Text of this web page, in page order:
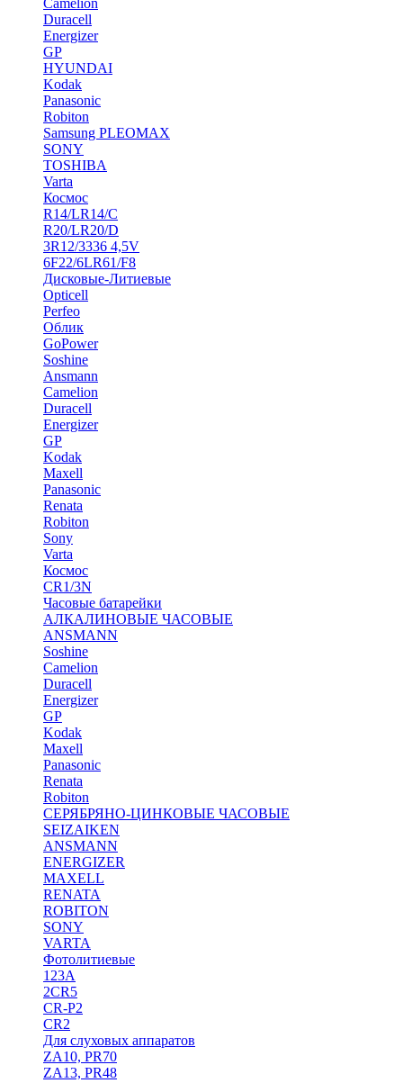
Camelion
Duracell
Energizer
GP
HYUNDAI
Kodak
Panasonic
Robiton
Samsung PLEOMAX
SONY
TOSHIBA
Varta
Космос
R14/LR14/C
R20/LR20/D
3R12/3336 4,5V
6F22/6LR61/F8
Дисковые-Литиевые
Opticell
Perfeo
Облик
GoPower
Soshine
Ansmann
Camelion
Duracell
Energizer
GP
Kodak
Maxell
Panasonic
Renata
Robiton
Sony
Varta
Космос
CR1/3N
Часовые батарейки
АЛКАЛИНОВЫЕ ЧАСОВЫЕ
ANSMANN
Soshine
Camelion
Duracell
Energizer
GP
Kodak
Maxell
Panasonic
Renata
Robiton
СЕРЯБРЯНО-ЦИНКОВЫЕ ЧАСОВЫЕ
SEIZAIKEN
ANSMANN
ENERGIZER
MAXELL
RENATA
ROBITON
SONY
VARTA
Фотолитиевые
123A
2CR5
CR-P2
CR2
Для слуховых аппаратов
ZA10, PR70
ZA13, PR48